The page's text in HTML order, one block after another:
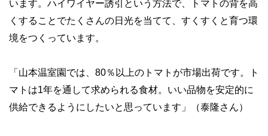
います。ハイワイヤー誘引という方法で、トマトの背を高
くすることでたくさんの日光を当てて、すくすくと育つ環
境をつくっています。
「山本温室園では、80％以上のトマトが市場出荷です。ト
マトは1年を通して求められる食材。いい品物を安定的に
供給できるようにしたいと思っています」（泰隆さん）